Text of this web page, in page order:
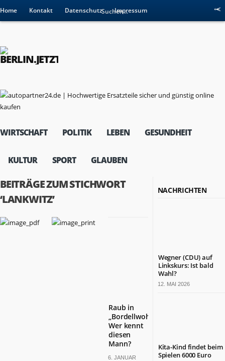
Home Kontakt Datenschutz Impressum
WIRTSCHAFT POLITIK LEBEN GESUNDHEIT
KULTUR SPORT GLAUBEN
BEITRÄGE ZUM STICHWORT
‘LANKWITZ’
Raub in
„Bordellwohnung“:
Wer kennt
diesen
Mann?
6. JANUAR
NACHRICHTEN
Wegner (CDU) auf
Linkskurs: Ist bald
Wahl?
12. MAI 2026
Kita-Kind findet beim
Spielen 6000 Euro